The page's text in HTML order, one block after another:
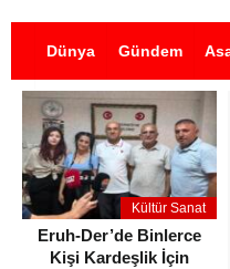
Dünya Gündem
İş İlanları
Kültür Sanat
Eruh-Der’de Binlerce
Kişi Kardeşlik İçin